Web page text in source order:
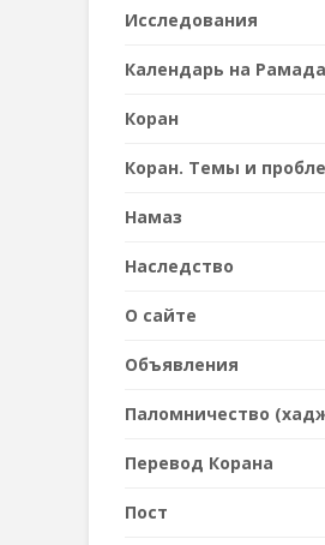
Исследования
Календарь на
Коран
Коран. Темы и
Намаз
Наследствo
О сайте
Объявления
Паломничество
Перевод Корана
Пост